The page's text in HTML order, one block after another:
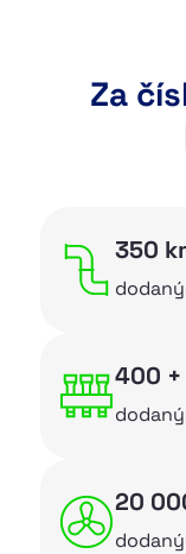
Plechové
Izolované
~Fasádní mřížky
~Zakázková
Za
350
400 +
20